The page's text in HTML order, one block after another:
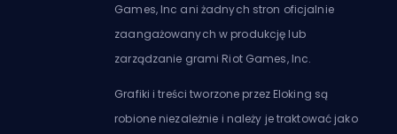
Games, Inc ani żadnych stron oficjalnie
zaangażowanych w produkcję lub
zarządzanie grami Riot Games, Inc.
Grafiki i treści tworzone przez Eloking są
robione niezależnie i należy je traktować jako